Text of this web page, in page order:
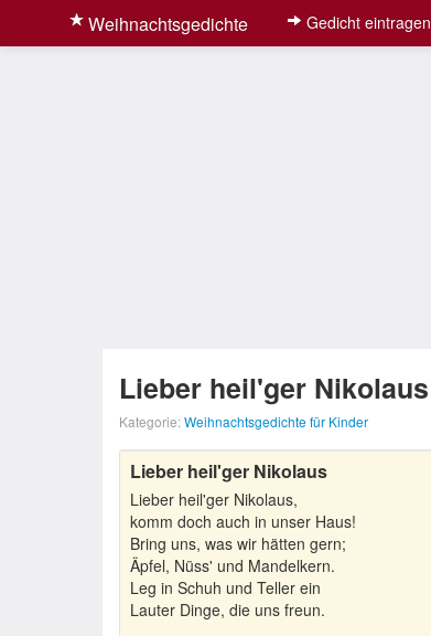
Weihnachtsgedichte Gedicht eintragen
Lieber heil'ger Nikolaus
Kategorie:Weihnachtsgedichte für Kinder
Lieber heil'ger Nikolaus
Lieber heil'ger Nikolaus,
komm doch auch in unser Haus!
Bring uns, was wir hätten gern;
Äpfel, Nüss' und Mandelkern.
Leg in Schuh und Teller ein
Lauter Dinge, die uns freun.